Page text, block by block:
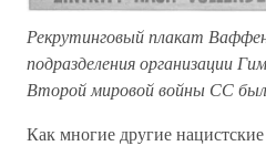
Рекрутинговый плакат
подразделения организации
Второй мировой войны СС
Как многие другие